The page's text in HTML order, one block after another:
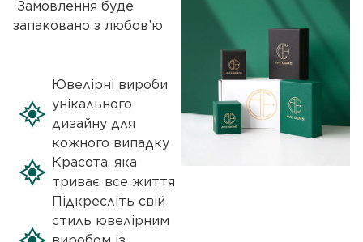
Замовлення буде
запаковано з любов’ю
Ювелірні вироби
унікального
дизайну для
кожного випадку
Красота, яка
триває все життя
Підкресліть свій
стиль ювелірним